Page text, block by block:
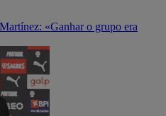
«Ganhar o grupo era